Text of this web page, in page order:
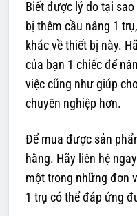
Biết được lý do tại
bị thêm cầu nâng 1
khác về thiết bị này.
của bạn 1 chiếc để
việc cũng như giúp
chuyên nghiệp hơn.
Để mua được sản
hãng. Hãy liên hệ
một trong những đơn
1 trụ có thể đáp ứng